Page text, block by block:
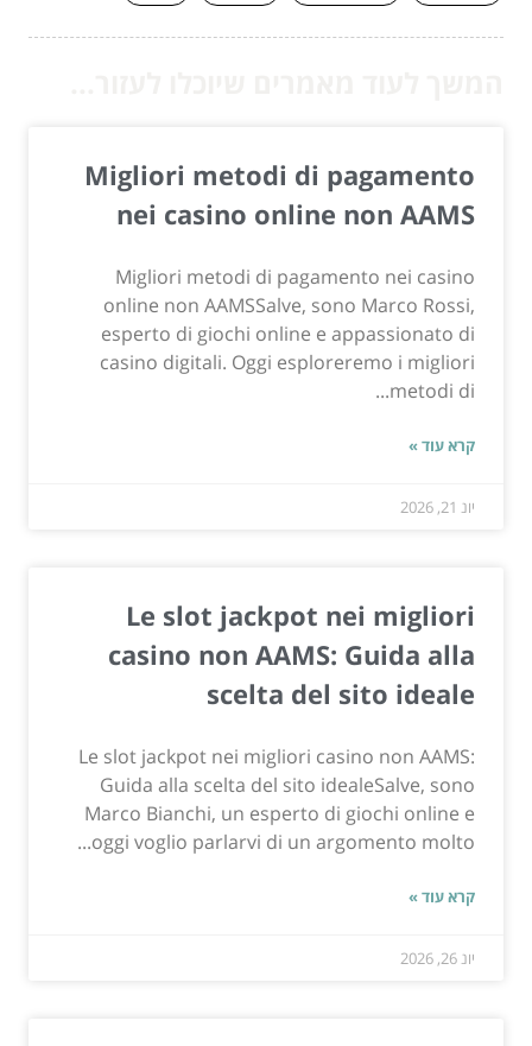
Migliori metodi di pagamento
nei casino online non AAMS
Migliori metodi di pagamento nei casino
online non AAMSSalve, sono Marco Rossi,
esperto di giochi online e appassionato di
casino digitali. Oggi esploreremo i migliori
metodi di...
קרא עוד »
יונ 21, 2026
Le slot jackpot nei migliori
casino non AAMS: Guida alla
scelta del sito ideale
Le slot jackpot nei migliori casino non AAMS:
Guida alla scelta del sito idealeSalve, sono
Marco Bianchi, un esperto di giochi online e
oggi voglio parlarvi di un argomento molto...
קרא עוד »
יונ 26, 2026